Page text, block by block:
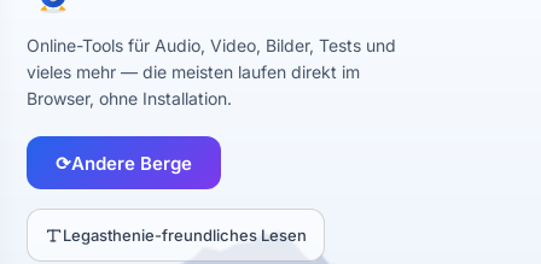
Online-Tools für Audio, Video, Bilder, Tests und
vieles mehr — die meisten laufen direkt im
Browser, ohne Installation.
⟳Andere Berge
Legasthenie-freundliches Lesen